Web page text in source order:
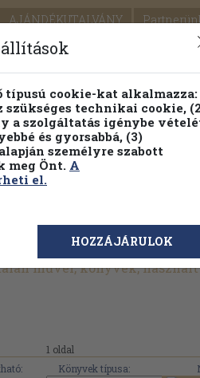
AJÁNDÉKUTALVÁNY
SEGÍTSÉG
FENNTARTHATÓ
kereső Témaköri fa
művei, könyvek,
1 oldal
Könyvek típusa:
cookie-kat alkalmazza:
szükséges technikai cookie,
a szolgáltatás igénybe
és gyorsabbá, (3)
személyre szabott
meg Önt. A
el.
HOZZÁJÁRULOK